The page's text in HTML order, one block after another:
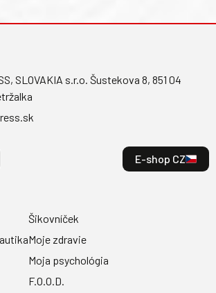
SLOVAKIA s.r.o. Šustekova 8, 851 04
E-shop CZ
Šikovníček
Moje zdravie
Moja psychológia
F.O.O.D.